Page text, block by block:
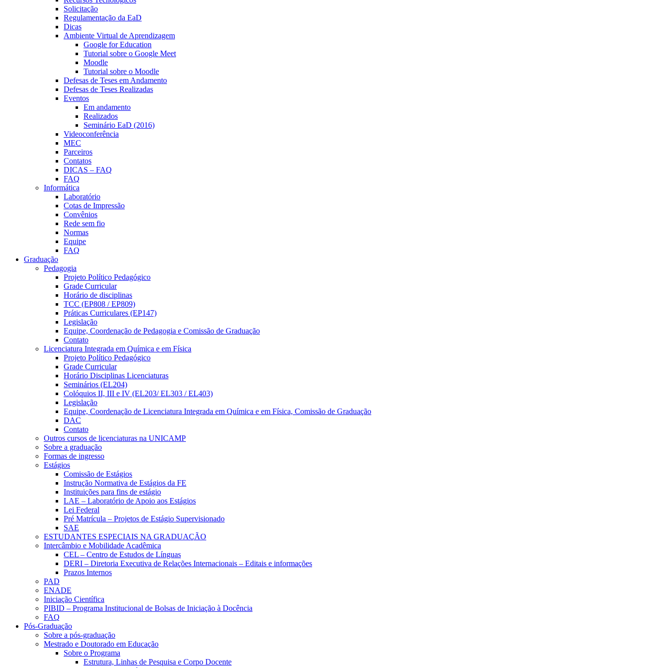
Solicitação
Regulamentação da EaD
Dicas
Ambiente Virtual de Aprendizagem
Google for Education
Tutorial sobre o Google Meet
Moodle
Tutorial sobre o Moodle
Defesas de Teses em Andamento
Defesas de Teses Realizadas
Eventos
Em andamento
Realizados
Seminário EaD (2016)
Videoconferência
MEC
Parceiros
Contatos
DICAS – FAQ
FAQ
Informática
Laboratório
Cotas de Impressão
Convênios
Rede sem fio
Normas
Equipe
FAQ
Graduação
Pedagogia
Projeto Político Pedagógico
Grade Curricular
Horário de disciplinas
TCC (EP808 / EP809)
Práticas Curriculares (EP147)
Legislação
Equipe, Coordenação de Pedagogia e Comissão de Graduação
Contato
Licenciatura Integrada em Química e em Física
Projeto Político Pedagógico
Grade Curricular
Horário Disciplinas Licenciaturas
Seminários (EL204)
Colóquios II, III e IV (EL203/ EL303 / EL403)
Legislação
Equipe, Coordenação de Licenciatura Integrada em Química e em Física, Comissão de Graduação
DAC
Contato
Outros cursos de licenciaturas na UNICAMP
Sobre a graduação
Formas de ingresso
Estágios
Comissão de Estágios
Instrução Normativa de Estágios da FE
Instituições para fins de estágio
LAE – Laboratório de Apoio aos Estágios
Lei Federal
Pré Matrícula – Projetos de Estágio Supervisionado
SAE
ESTUDANTES ESPECIAIS NA GRADUAÇÃO
Intercâmbio e Mobilidade Acadêmica
CEL – Centro de Estudos de Línguas
DERI – Diretoria Executiva de Relações Internacionais – Editais e informações
Prazos Internos
PAD
ENADE
Iniciação Científica
PIBID – Programa Institucional de Bolsas de Iniciação à Docência
FAQ
Pós-Graduação
Sobre a pós-graduação
Mestrado e Doutorado em Educação
Sobre o Programa
Estrutura, Linhas de Pesquisa e Corpo Docente